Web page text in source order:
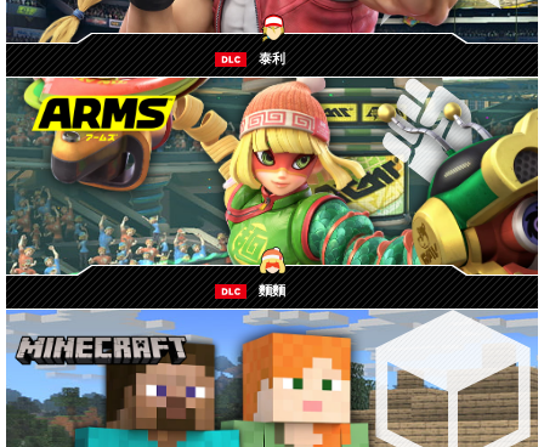
泰利
麵麵